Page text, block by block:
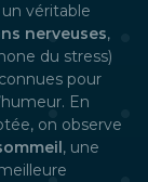
véritable
nerveuses,
du stress)
pour
En
on observe
, une